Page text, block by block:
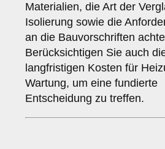
Materialien, die Art der
Isolierung sowie die
an die Bauvorschriften
Berücksichtigen Sie auch
langfristigen Kosten für
Wartung, um eine fundierte
Entscheidung zu treffen.